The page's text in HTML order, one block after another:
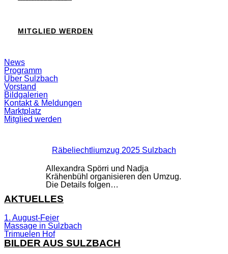
MITGLIED WERDEN
Suchfeld
ein-/ausblenden
News
Programm
Über Sulzbach
Vorstand
Bildgalerien
Kontakt & Meldungen
Marktplatz
Mitglied werden
Räbeliechtliumzug 2025 Sulzbach
Allexandra Spörri und Nadja
Krähenbühl organisieren den Umzug.
Die Details folgen…
AKTUELLES
1. August-Feier
Massage in Sulzbach
Trimuelen Hof
BILDER AUS SULZBACH